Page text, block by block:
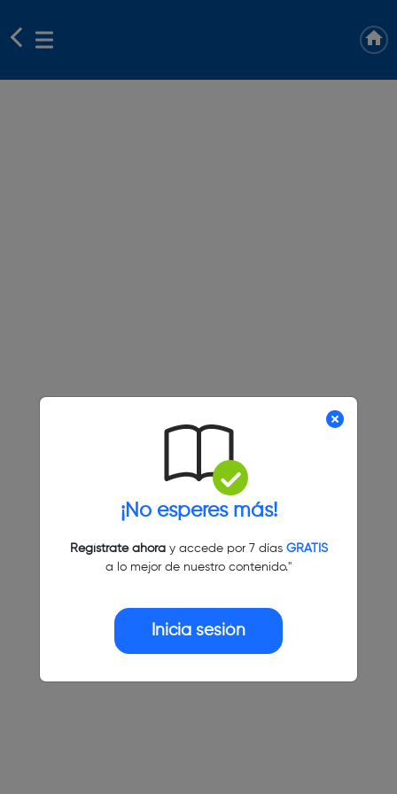
¡No esperes más!
Regístrate ahoray accede por 7 días GRATIS
a lo mejor de nuestro contenido."
Inicia sesión